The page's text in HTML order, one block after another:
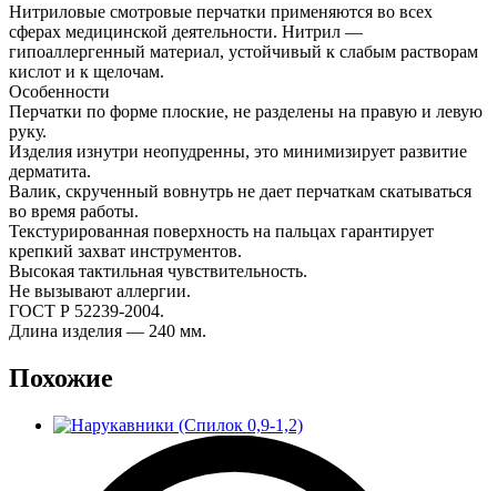
Нитриловые смотровые перчатки применяются во всех
сферах медицинской деятельности. Нитрил —
гипоаллергенный материал, устойчивый к слабым растворам
кислот и к щелочам.
Особенности
Перчатки по форме плоские, не разделены на правую и левую
руку.
Изделия изнутри неопудренны, это минимизирует развитие
дерматита.
Валик, скрученный вовнутрь не дает перчаткам скатываться
во время работы.
Текстурированная поверхность на пальцах гарантирует
крепкий захват инструментов.
Высокая тактильная чувствительность.
Не вызывают аллергии.
ГОСТ Р 52239-2004.
Длина изделия — 240 мм.
Похожие